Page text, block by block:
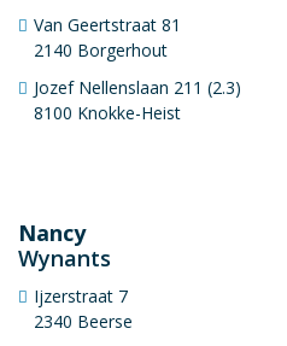
Van Geertstraat 81
2140 Borgerhout
Jozef Nellenslaan 211 (2.3)
8100 Knokke-Heist
Nancy
Wynants
Ijzerstraat 7
2340 Beerse